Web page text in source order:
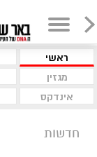
ראשי
מגזין
אינדקס
חדשות